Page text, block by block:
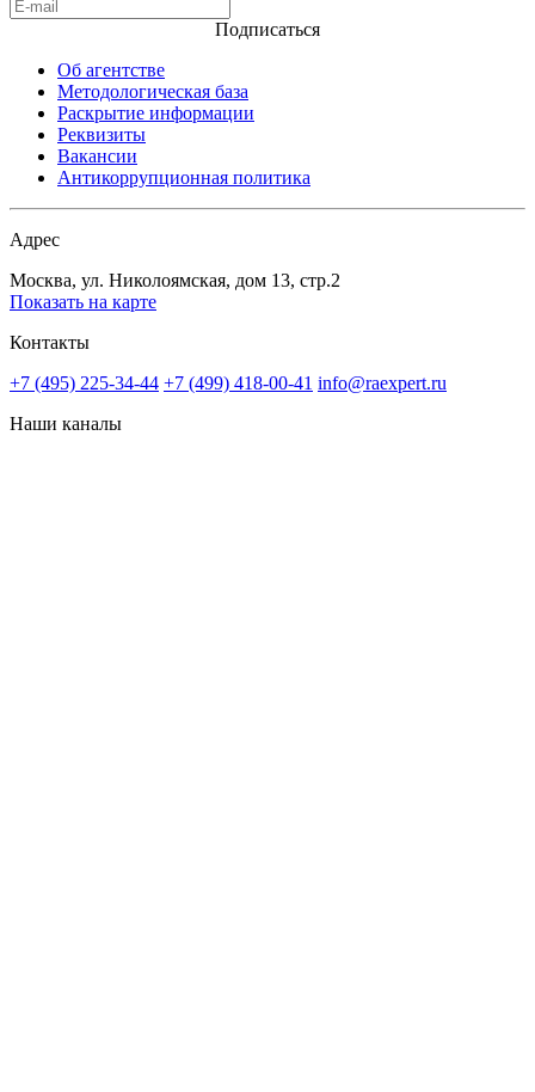
Подписаться
Об агентстве
Методологическая база
Раскрытие информации
Реквизиты
Вакансии
Антикоррупционная политика
Адрес
Москва, ул. Николоямская, дом 13, стр.2
Показать на карте
Контакты
+7 (495) 225-34-44 +7 (499) 418-00-41 info@raexpert.ru
Наши каналы